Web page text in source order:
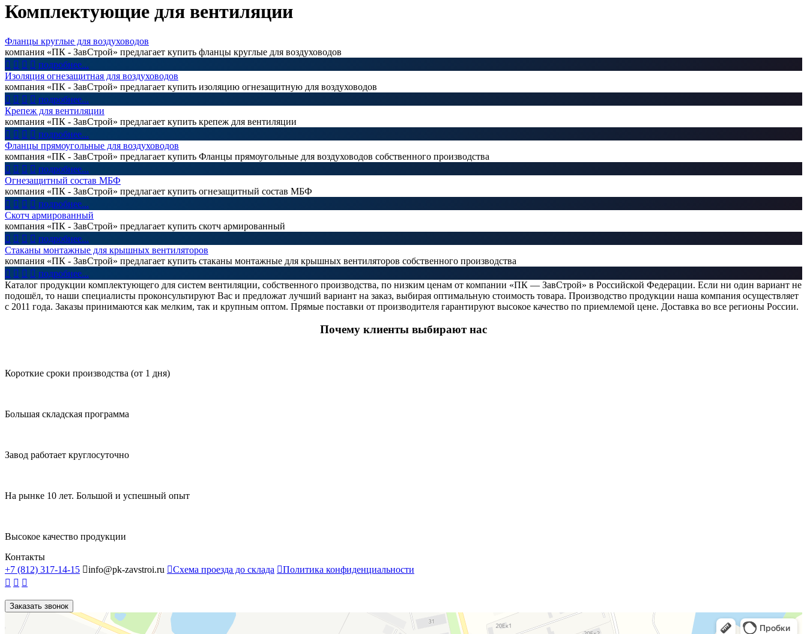
Комплектующие для вентиляции
Фланцы круглые для воздуховодов
компания «ПК - ЗавСтрой» предлагает купить фланцы круглые для воздуховодов
    подробнее...
Изоляция огнезащитная для воздуховодов
компания «ПК - ЗавСтрой» предлагает купить изоляцию огнезащитную для воздуховодов
    подробнее...
Крепеж для вентиляции
компания «ПК - ЗавСтрой» предлагает купить крепеж для вентиляции
    подробнее...
Фланцы прямоугольные для воздуховодов
компания «ПК - ЗавСтрой» предлагает купить Фланцы прямоугольные для воздуховодов собственного производства
    подробнее...
Огнезащитный состав МБФ
компания «ПК - ЗавСтрой» предлагает купить огнезащитный состав МБФ
    подробнее...
Скотч армированный
компания «ПК - ЗавСтрой» предлагает купить скотч армированный
    подробнее...
Стаканы монтажные для крышных вентиляторов
компания «ПК - ЗавСтрой» предлагает купить стаканы монтажные для крышных вентиляторов собственного производства
    подробнее...
Каталог продукции комплектующего для систем вентиляции, собственного производства, по низким ценам от компании «ПК — ЗавСтрой» в Российской Федерации. Если ни один вариант не
подошёл, то наши специалисты проконсультируют Вас и предложат лучший вариант на заказ, выбирая оптимальную стоимость товара. Производство продукции наша компания осуществляет
с 2011 года. Заказы принимаются как мелким, так и крупным оптом. Прямые поставки от производителя гарантируют высокое качество по приемлемой цене. Доставка во все регионы России.
Почему клиенты выбирают нас
Короткие сроки производства (от 1 дня)
Большая складская программа
Завод работает круглосуточно
На рынке 10 лет. Большой и успешный опыт
Высокое качество продукции
Контакты
+7 (812) 317-14-15 info@pk-zavstroi.ru Схема проезда до склада Политика конфиденциальности
  
Заказать звонок